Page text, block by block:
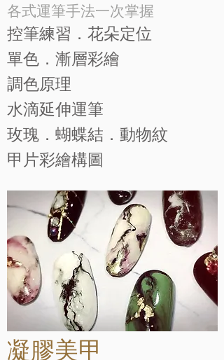
各式運筆手法一次掌握
控筆練習．花朵定位
單色．漸層彩繪
調色原理
​水滴延伸運筆
玫瑰．蝴蝶結．動物紋
​甲片彩繪構圖
凝膠美甲